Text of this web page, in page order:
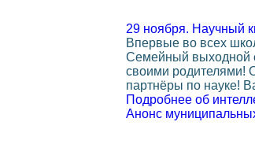
29 ноября. Научный
Впервые во всех
Семейный выходной
своими родителями!
партнёры по науке!
Подробнее об
Анонс